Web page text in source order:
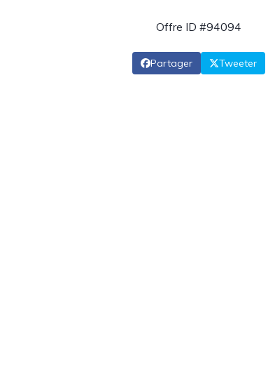
Offre ID #94094
Partager Tweeter